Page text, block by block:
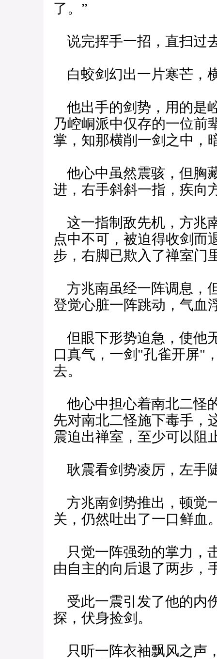
了。”
说完挥手一招，直扫过
白蛟剑幻出一片寒芒，
他出手的剑势，用的是
乃崆峒派中仅存的一位前
掌，知那横削一剑之中，
他心中虽然震骇，但胸
进，右手斜斜一指，疾向
这一指制敌先机，方兆
点中不可，被迫得收剑而
步，右脚已欺入了禅室门
方兆南虽经一阵调息，
登觉心脏一阵跳动，气血
但眼下形势迫急，使他
口真气，一剑"孔雀开屏"
去。
他心中担心着南北二怪
先对南北二怪施下毒手，
震迫出禅室，至少可以阻
耿震看剑势凌厉，左手
方兆南剑势推出，顿觉
关，仍然吐出了一口鲜血
只觉一阵强劲的掌力，
由自主的向后退了两步，
受此一震引发了他的内
探，伏身捡剑。
只听一阵衣袖飘风之声